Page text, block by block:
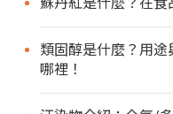
類固醇是什麼？用
哪裡！